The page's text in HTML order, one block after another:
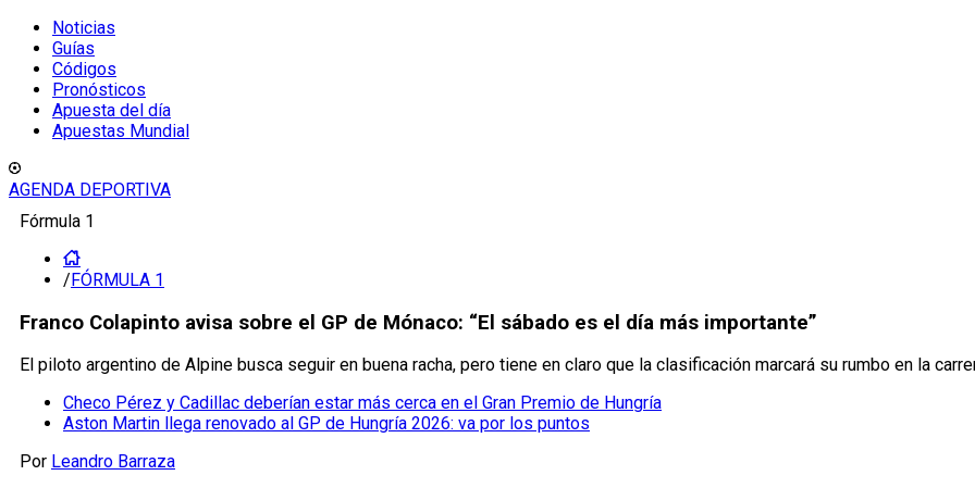
Noticias
Guías
Códigos
Pronósticos
Apuesta del día
Apuestas Mundial
AGENDA DEPORTIVA
Fórmula 1
/FÓRMULA 1
Franco Colapinto avisa sobre el GP de Mónaco: “El sábado es el día más importante”
El piloto argentino de Alpine busca seguir en buena racha, pero tiene en claro que la clasificación marcará su rumbo en la
Checo Pérez y Cadillac deberían estar más cerca en el Gran Premio de Hungría
Aston Martin llega renovado al GP de Hungría 2026: va por los puntos
Por Leandro Barraza